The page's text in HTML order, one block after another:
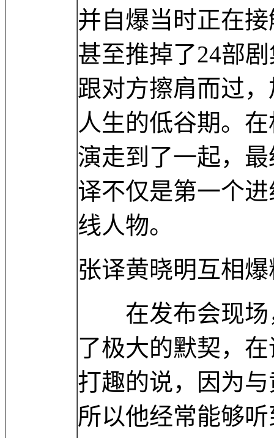
并自爆当时正在
甚至推掉了24部
跟对方擦肩而过
人生的低谷期。
演走到了一起，
译不仅是第一个
线人物。
张译黄晓明互相
在发布会现场
了极大的默契，
打趣的说，因为
所以他经常能够